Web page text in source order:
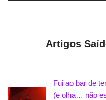
Artigos
Fui ao bar de
(e olha… não